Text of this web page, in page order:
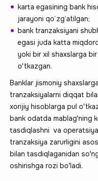
karta egasining bank
jarayoni qo‘zg‘atilgan;
bank tranzaksiyani
egasi juda katta
yoki bir xil shaxslarga
o'tkazgan.
Banklar jismoniy
tranzaksiyalarni diqqat
xorijiy hisoblarga pul
bank odatda mablag'ning
tasdiqlashni va
tranzaksiya zarurligini
bilan tasdiqlaganidan
oshirishga rozi bo'ladi.